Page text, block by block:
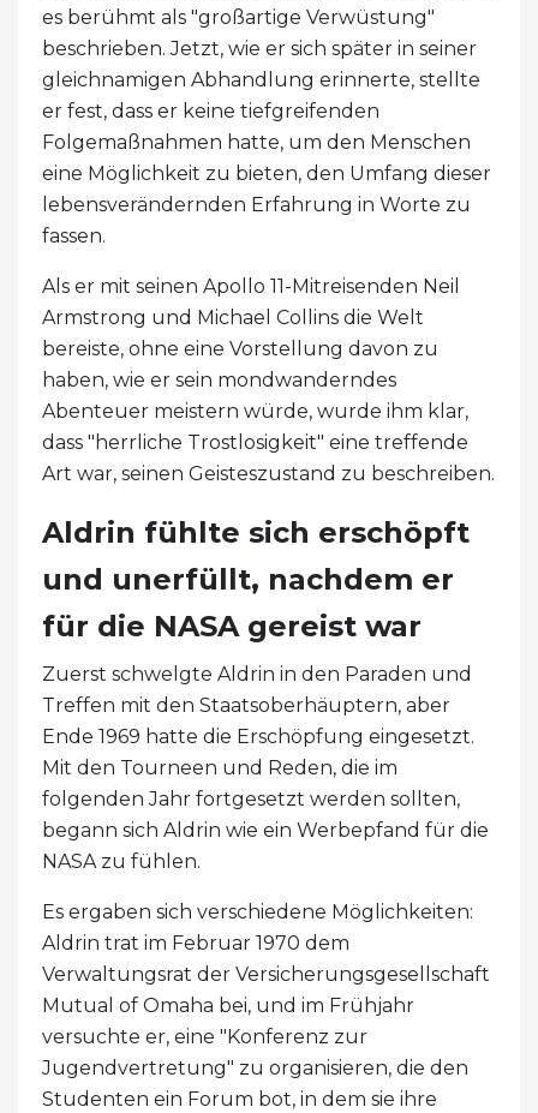
es berühmt als "großartige Verwüstung"
beschrieben. Jetzt, wie er sich später in seiner
gleichnamigen Abhandlung erinnerte, stellte
er fest, dass er keine tiefgreifenden
Folgemaßnahmen hatte, um den Menschen
eine Möglichkeit zu bieten, den Umfang dieser
lebensverändernden Erfahrung in Worte zu
fassen.
Als er mit seinen Apollo 11-Mitreisenden Neil
Armstrong und Michael Collins die Welt
bereiste, ohne eine Vorstellung davon zu
haben, wie er sein mondwanderndes
Abenteuer meistern würde, wurde ihm klar,
dass "herrliche Trostlosigkeit" eine treffende
Art war, seinen Geisteszustand zu beschreiben.
Aldrin fühlte sich erschöpft
und unerfüllt, nachdem er
für die NASA gereist war
Zuerst schwelgte Aldrin in den Paraden und
Treffen mit den Staatsoberhäuptern, aber
Ende 1969 hatte die Erschöpfung eingesetzt.
Mit den Tourneen und Reden, die im
folgenden Jahr fortgesetzt werden sollten,
begann sich Aldrin wie ein Werbepfand für die
NASA zu fühlen.
Es ergaben sich verschiedene Möglichkeiten:
Aldrin trat im Februar 1970 dem
Verwaltungsrat der Versicherungsgesellschaft
Mutual of Omaha bei, und im Frühjahr
versuchte er, eine "Konferenz zur
Jugendvertretung" zu organisieren, die den
Studenten ein Forum bot, in dem sie ihre